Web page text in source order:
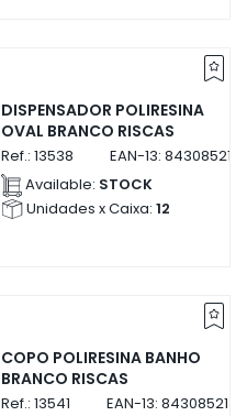
DISPENSADOR POLIRESINA
OVAL BRANCO RISCAS
Ref.: 13538 EAN-13:
Available: STOCK
Unidades x Caixa: 12
COPO POLIRESINA BANHO
BRANCO RISCAS
Ref.: 13541 EAN-13: